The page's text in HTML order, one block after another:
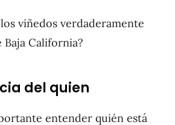
viñedos verdaderamente
California?
del quien
entender quién está